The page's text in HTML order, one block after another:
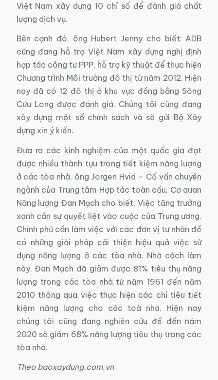
Việt Nam xây dựng 10 chỉ số để đánh giá chất
lượng dịch vụ.
Bên cạnh đó, ông Hubert Jenny cho biết: ADB
cũng đang hỗ trợ Việt Nam xây dựng nghị định
hợp tác công tư PPP, hỗ trợ kỹ thuật để thực hiện
Chương trình Môi trường đô thị từ năm 2012. Hiện
nay đã có 12 đô thị ở khu vực đồng bằng Sông
Cửu Long được đánh giá. Chúng tôi cũng đang
xây dựng một số chính sách và sẽ gửi Bộ Xây
dựng xin ý kiến.
Đưa ra các kinh nghiệm của một quốc gia đạt
được nhiều thành tựu trong tiết kiệm năng lượng
ở các tòa nhà, ông Jorgen Hvid – Cố vấn chuyên
ngành của Trung tâm Hợp tác toàn cầu, Cơ quan
Năng lượng Đan Mạch cho biết: Việc tăng trưởng
xanh cần sự quyết liệt vào cuộc của Trung ương.
Chính phủ cần làm việc với các đơn vị tư nhân để
có những giải pháp cải thiện hiệu quả việc sử
dụng năng lượng ở các tòa nhà. Nhờ cách làm
này, Đan Mạch đã giảm được 81% tiêu thụ năng
lượng trong các tòa nhà từ năm 1961 đến năm
2010 thông qua việc thực hiện các chỉ tiêu tiết
kiệm năng lượng cho các toà nhà. Hiện nay
chúng tôi cũng đang nghiên cứu để đến năm
2020 sẽ giảm 68% năng lượng tiêu thụ trong các
tòa nhà.
Theo baoxaydung.com.vn